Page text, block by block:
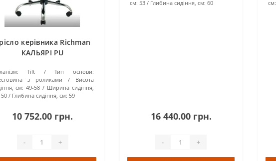
керівника Richman
КАЛЬЯРІ PU
Tilt
Тип основи:
з роликами
Висота
см: 49-58
Ширина сидіння,
50 Глибина сидіння, см: 59
10 752.00 грн.
- +
см: 53 Глибина сидіння, см: 60
16 440.00 грн.
- +
см: